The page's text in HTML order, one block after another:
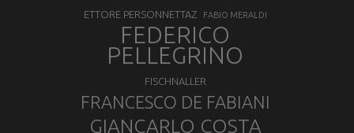
ETTORE PERSONNETTAZ FABIO MERALDI
FEDERICO
PELLEGRINO
FISCHNALLER
FRANCESCO DE FABIANI
GIANCARLO COSTA